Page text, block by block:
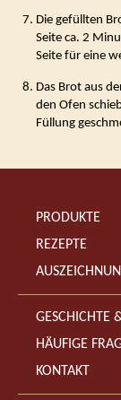
Die gefüllten
Seite ca. 2
Seite für eine
Das Brot aus
den Ofen
Füllung
PRODUKTE
REZEPTE
GESCHICHTE
HÄUFIGE
KONTAKT